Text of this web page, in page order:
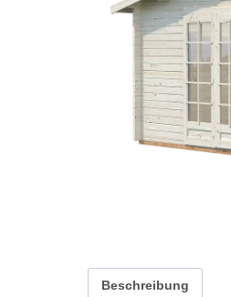
Beschreibung